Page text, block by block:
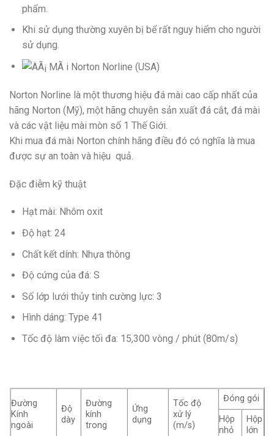
phẩm.
Khi sử dụng thường xuyên bị bể rất nguy hiểm cho người
sử dụng.
Norton Norline là một thương hiệu đá mài cao cấp nhất của
hãng Norton (Mỹ), một hãng chuyên sản xuất đá cắt, đá mài
và các vật liệu mài mòn số 1 Thế Giới.
Khi mua đá mài Norton chính hãng điều đó có nghĩa là mua
được sự an toàn và hiệu quả.
Đặc điễm kỹ thuật
Hạt mài: Nhôm oxit
Độ hạt: 24
Chất kết dính: Nhựa thông
Độ cứng của đá: S
Số lớp lưới thủy tinh cường lực: 3
Hình dáng: Type 41
Tốc độ làm việc tối đa: 15,300 vòng / phút (80m/s)
Đường
Kính
ngoài
Độ
dày
Đường
kính
trong
Ứng
dụng
Tốc độ
xử lý
(m/s)
Đóng gói
Hộp
nhỏ
Hộp
lớn